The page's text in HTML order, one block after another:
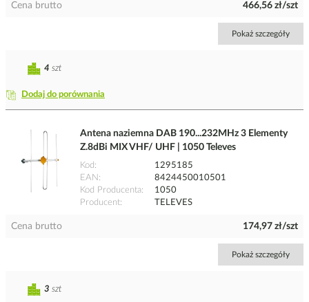
Cena brutto 466,56 zł/szt
Pokaż szczegóły
Dodaj do porównania
4 szt
Antena naziemna DAB 190...232MHz 3 Elementy
Z.8dBi MIX VHF/ UHF | 1050 Televes
Kod
1295185
EAN
8424450010501
Kod Producenta
1050
Producent
TELEVES
Cena brutto 174,97 zł/szt
Pokaż szczegóły
3 szt